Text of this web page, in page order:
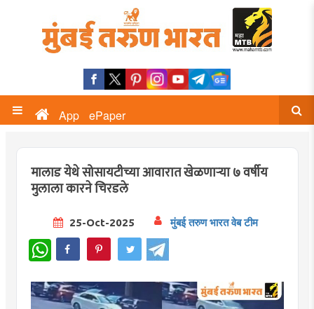
App ePaper
मालाड येथे सोसायटीच्या आवारात खेळणाऱ्या ७ वर्षीय
मुलाला कारने चिरडले
25-Oct-2025 मुंबई तरुण भारत वेब टीम
WhatsApp